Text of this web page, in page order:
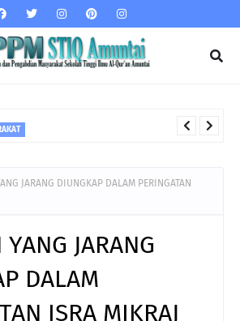
JARANG DIUNGKAP DALAM PERINGATAN
JARANG
DALAM
ISRA MIKRAJ